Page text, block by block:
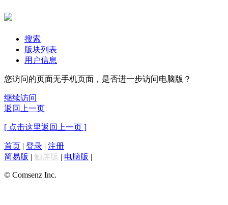
搜索
版块列表
用户信息
您访问的页面无手机页面，是否进一步访问电脑版？
继续访问
返回上一页
[ 点击这里返回上一页 ]
首页 | 登录 | 注册
简易版 | 触屏版 | 电脑版 |
© Comsenz Inc.